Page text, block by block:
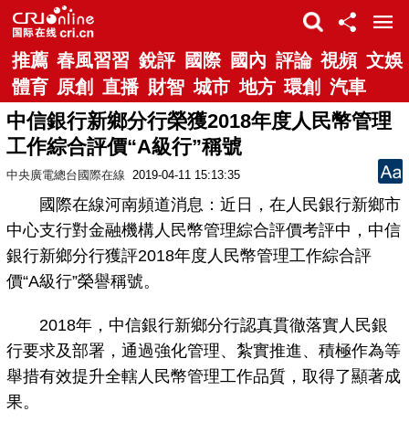
推薦 春風習習 銳評 國際 國內 評論 視頻 文娛
體育 原創 直播 財智 城市 地方 環創 汽車
中信銀行新鄉分行榮獲2018年度人民幣管理
工作綜合評價“A級行”稱號
中央廣電總台國際在線 2019-04-11 15:13:35
國際在線河南頻道消息：近日，在人民銀行新鄉市
中心支行對金融機構人民幣管理綜合評價考評中，中信
銀行新鄉分行獲評2018年度人民幣管理工作綜合評
價“A級行”榮譽稱號。
2018年，中信銀行新鄉分行認真貫徹落實人民銀
行要求及部署，通過強化管理、紮實推進、積極作為等
舉措有效提升全轄人民幣管理工作品質，取得了顯著成
果。